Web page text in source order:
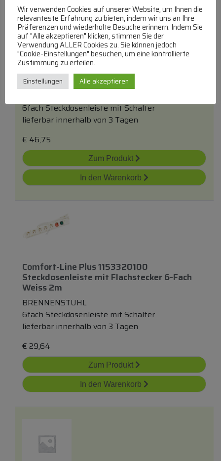
Eco-Line Comfort Switch 1159450616
Steckdosenleiste 6-Fach Anthrazit 2m
Fussschalter
6fach Steckdosenleiste mit Schalter
lieferbar innerhalb von 3 Tagen
€ 46,75
Zum Produkt
In den Warenkorb
Comfort-Line Plus 1153320100
Steckdosenleiste mit Flachstecker 6-Fach
Weiss 2m
BRENNENSTUHL
6fach Steckdosenleiste mit Schalter
lieferbar innerhalb von 3 Tagen
€ 29,64
Zum Produkt
In den Warenkorb
Wir verwenden Cookies auf unserer Website, um Ihnen die
relevanteste Erfahrung zu bieten, indem wir uns an Ihre
Präferenzen und wiederholte Besuche erinnern. Indem Sie
auf "Alle akzeptieren" klicken, stimmen Sie der
Verwendung ALLER Cookies zu. Sie können jedoch
"Cookie-Einstellungen" besuchen, um eine kontrollierte
Zustimmung zu erteilen.
Einstellungen Alle akzeptieren